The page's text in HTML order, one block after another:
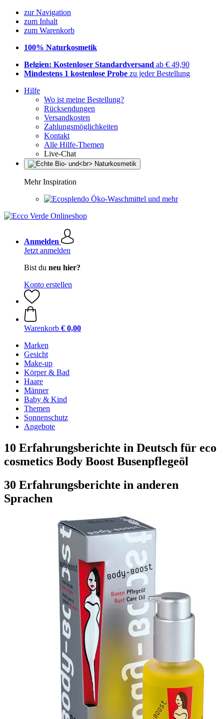
zur Navigation
zum Inhalt
zum Warenkorb
100% Naturkosmetik
Belgien: Kostenloser Standardversand ab € 49,90
Mindestens 1 kostenlose Probe zu jeder Bestellung
Hilfe
Wo ist meine Bestellung?
Rücksendungen
Versandkosten
Zahlungsmöglichkeiten
Kontakt
Alle Hilfe-Themen
Live-Chat
Mehr Inspiration
Öko-Waschmittel und mehr
Anmelden
Jetzt anmelden
Bist du neu hier?
Konto erstellen
Warenkorb € 0,00
Marken
Gesicht
Make-up
Körper & Bad
Haare
Männer
Baby & Kind
Themen
Sonnenschutz
Angebote
10 Erfahrungsberichte in Deutsch für eco
cosmetics Body Boost Busenpflegeöl
30 Erfahrungsberichte in anderen
Sprachen